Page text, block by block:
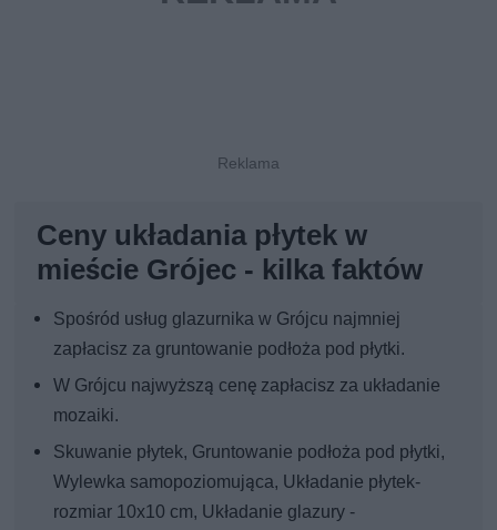
Ceny układania płytek w
mieście Grójec - kilka faktów
Spośród usług glazurnika w Grójcu najmniej
zapłacisz za gruntowanie podłoża pod płytki.
W Grójcu najwyższą cenę zapłacisz za układanie
mozaiki.
Skuwanie płytek, Gruntowanie podłoża pod płytki,
Wylewka samopoziomująca, Układanie płytek-
rozmiar 10x10 cm, Układanie glazury -